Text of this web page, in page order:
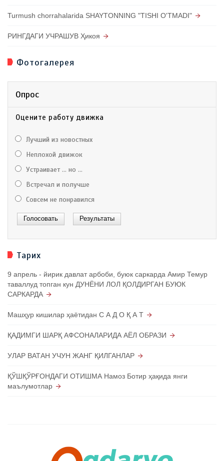
Turmush chorrahalarida SHAYTONNING "TISHI O'TMADI"
РИНГДАГИ УЧРАШУВ Ҳикоя
Фотогалерея
Опрос
Оцените работу движка
Лучший из новостных
Неплохой движок
Устраивает ... но ...
Встречал и получше
Совсем не понравился
Тарих
9 апрель - йирик давлат арбоби, буюк саркарда Амир Темур
таваллуд топган кун ДУНЁНИ ЛОЛ ҚОЛДИРГАН БУЮК
САРКАРДА
Машҳур кишилар ҳаётидан С А Д О Қ А Т
ҚАДИМГИ ШАРҚ АФСОНАЛАРИДА АЁЛ ОБРАЗИ
УЛАР ВАТАН УЧУН ЖАНГ ҚИЛГАНЛАР
ҚЎШҚЎРҒОНДАГИ ОТИШМА Намоз Ботир ҳақида янги
маълумотлар